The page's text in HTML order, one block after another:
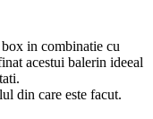
in combinatie cu
acestui balerin ideeal
din care este facut.